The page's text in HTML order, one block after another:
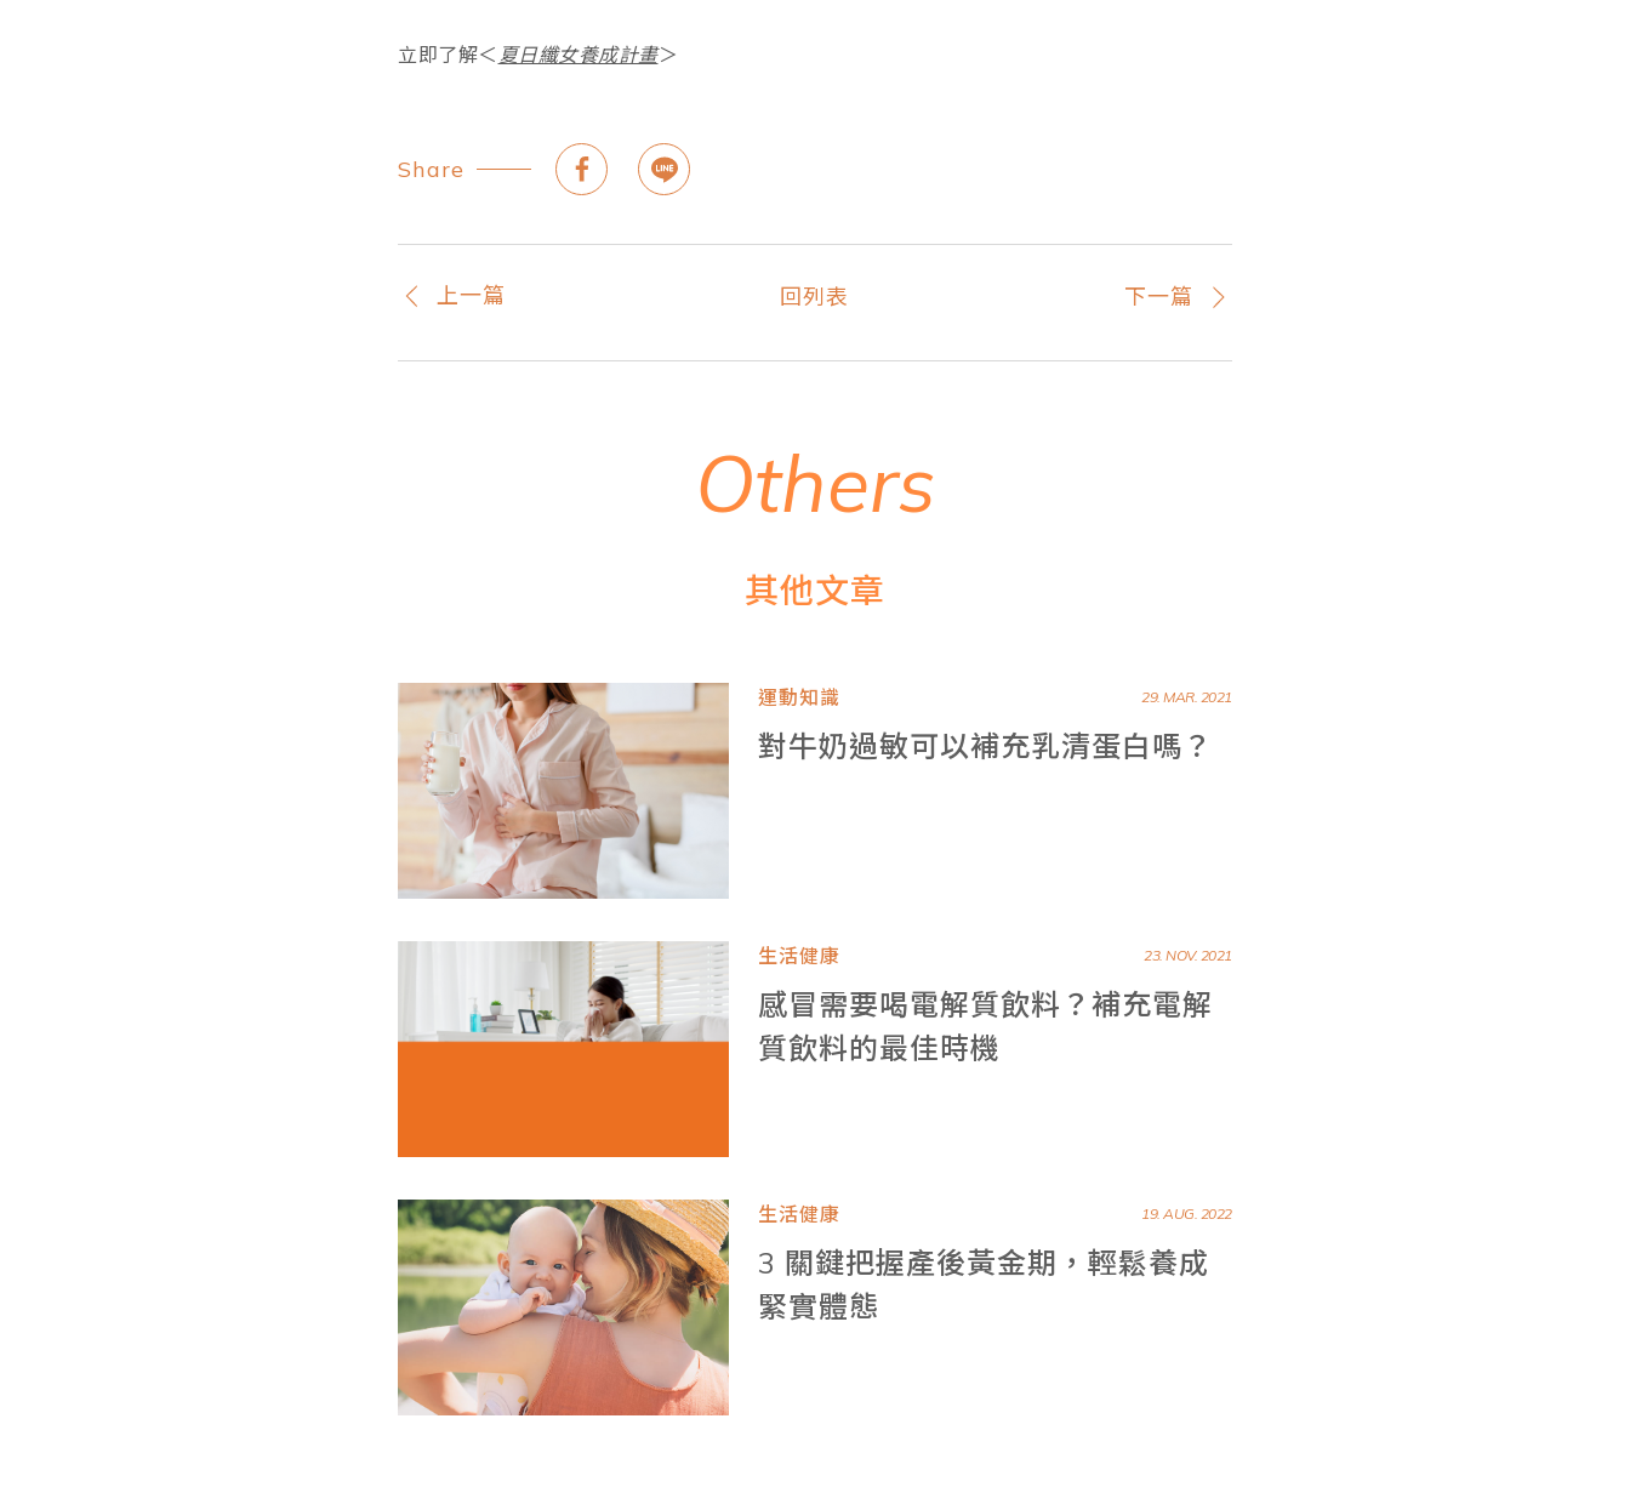
立即了解＜ 夏日纖女養成計畫＞
Share
上一篇 回列表 下一篇
Others
其他文章
運動知識 29. MAR. 2021
對牛奶過敏可以補充乳清蛋白嗎？
生活健康 23. NOV. 2021
感冒需要喝電解質飲料？補充電解
質飲料的最佳時機
生活健康 19. AUG. 2022
3 關鍵把握產後黃金期，輕鬆養成
緊實體態